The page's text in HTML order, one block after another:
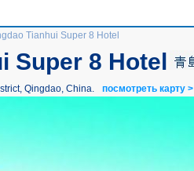
Tianhui Super 8 Hotel
Super 8 Hotel
Qingdao, China. посмотреть карту >